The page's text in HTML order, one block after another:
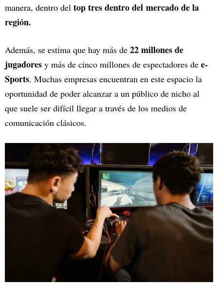
manera, dentro del top tres dentro del mercado de la
región.
Además, se estima que hay más de 22 millones de
jugadores y más de cinco millones de espectadores de e-
Sports. Muchas empresas encuentran en este espacio la
oportunidad de poder alcanzar a un público de nicho al
que suele ser difícil llegar a través de los medios de
comunicación clásicos.